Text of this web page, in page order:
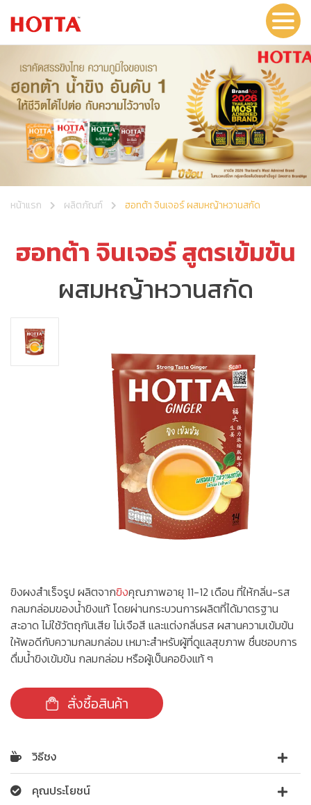
หน้าแรก ผลิตภัณฑ์ ฮอทต้า จินเจอร์ ผสมหญ้าหวานสกัด
ฮอทต้า จินเจอร์ สูตรเข้มข้น
ผสมหญ้าหวานสกัด
ขิงผงสำเร็จรูป ผลิตจากขิงคุณภาพอายุ 11-12 เดือน ที่ให้กลิ่น-รส
กลมกล่อมของน้ำขิงแท้ โดยผ่านกระบวนการผลิตที่ได้มาตรฐาน
สะอาด ไม่ใช้วัตถุกันเสีย ไม่เจือสี และแต่งกลิ่นรส ผสานความเข้มข้น
ให้พอดีกับความกลมกล่อม เหมาะสำหรับผู้ที่ดูแลสุขภาพ ชื่นชอบการ
ดื่มน้ำขิงเข้มข้น กลมกล่อม หรือผู้เป็นคอขิงแท้ ๆ
สั่งซื้อสินค้า
วิธีชง
คุณประโยชน์